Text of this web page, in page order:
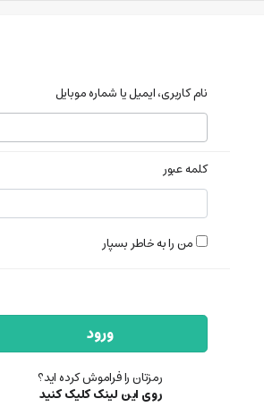
نام کاربری، ایمیل یا شماره موبایل
کلمه عبور
من را به خاطر بسپار
ورود
رمزتان را فراموش کرده اید؟
روی این لینک کلیک کنید